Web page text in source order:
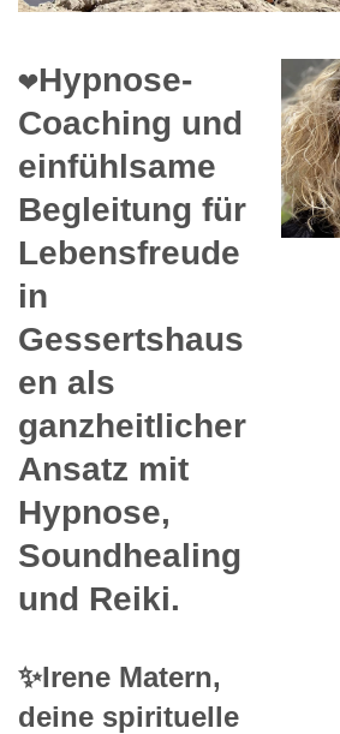
❤️Hypnose-
Coaching und
einfühlsame
Begleitung für
Lebensfreude
in
Gessertshaus
en als
ganzheitlicher
Ansatz mit
Hypnose,
Soundhealing
und Reiki.
✨Irene Matern,
deine spirituelle